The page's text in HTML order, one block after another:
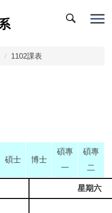
1102課表
碩士 博士
碩專
一
碩專
二
星期六